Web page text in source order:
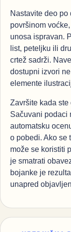
Nastavite deo
površinom
unosa ispravan.
list, peteljku ili
crtež sadrži.
dostupni izvori
elemente
Završite kada
Sačuvani podaci
automatsku
o pobedi. Ako se
može se koristiti
je smatrati
bojanke je
unapred